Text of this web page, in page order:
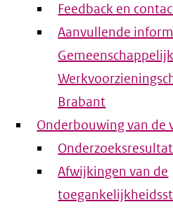
Feedback en
Aanvullende
Brabant
Onderbouwing van de
Afwijkingen van de